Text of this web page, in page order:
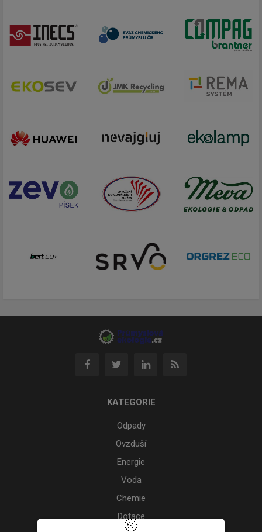
KATEGORIE
Odpady
Ovzduší
Energie
Voda
Chemie
Dotace